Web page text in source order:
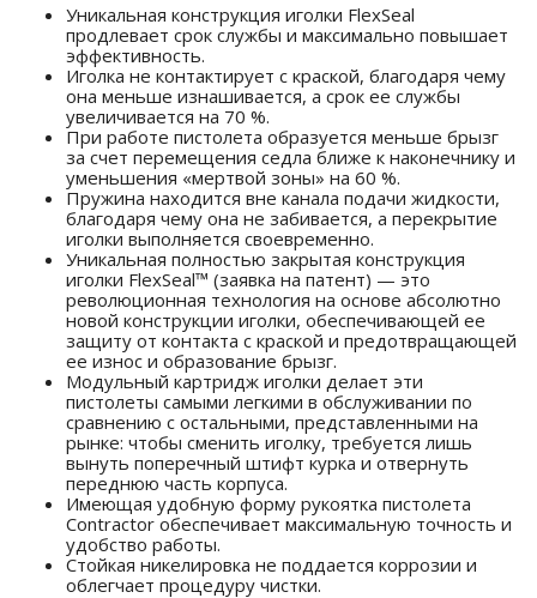
Уникальная конструкция иголки FlexSeal
продлевает срок службы и максимально повышает
эффективность.
Иголка не контактирует с краской, благодаря чему
она меньше изнашивается, а срок ее службы
увеличивается на 70 %.
При работе пистолета образуется меньше брызг
за счет перемещения седла ближе к наконечнику и
уменьшения «мертвой зоны» на 60 %.
Пружина находится вне канала подачи жидкости,
благодаря чему она не забивается, а перекрытие
иголки выполняется своевременно.
Уникальная полностью закрытая конструкция
иголки FlexSeal™ (заявка на патент) — это
революционная технология на основе абсолютно
новой конструкции иголки, обеспечивающей ее
защиту от контакта с краской и предотвращающей
ее износ и образование брызг.
Модульный картридж иголки делает эти
пистолеты самыми легкими в обслуживании по
сравнению с остальными, представленными на
рынке: чтобы сменить иголку, требуется лишь
вынуть поперечный штифт курка и отвернуть
переднюю часть корпуса.
Имеющая удобную форму рукоятка пистолета
Contractor обеспечивает максимальную точность и
удобство работы.
Стойкая никелировка не поддается коррозии и
облегчает процедуру чистки.